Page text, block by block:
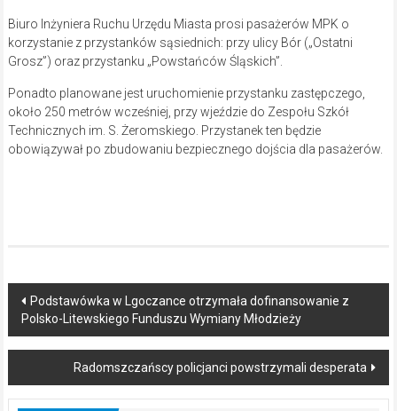
Biuro Inżyniera Ruchu Urzędu Miasta prosi pasażerów MPK o
korzystanie z przystanków sąsiednich: przy ulicy Bór („Ostatni
Grosz”) oraz przystanku „Powstańców Śląskich”.
Ponadto planowane jest uruchomienie przystanku zastępczego,
około 250 metrów wcześniej, przy wjeździe do Zespołu Szkół
Technicznych im. S. Żeromskiego. Przystanek ten będzie
obowiązywał po zbudowaniu bezpiecznego dojścia dla pasażerów.
Post
navigation
Podstawówka w Lgoczance otrzymała dofinansowanie z
Polsko-Litewskiego Funduszu Wymiany Młodzieży
Radomszczańscy policjanci powstrzymali desperata